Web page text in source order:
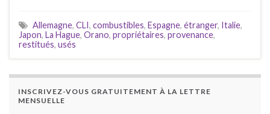
Allemagne, CLI , combustibles, Espagne, étranger, Italie,
Japon, La Hague, Orano, propriétaires, provenance,
restitués, usés
INSCRIVEZ-VOUS GRATUITEMENT À LA LETTRE
MENSUELLE